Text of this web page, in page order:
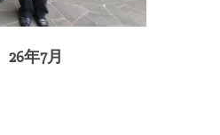
年7月